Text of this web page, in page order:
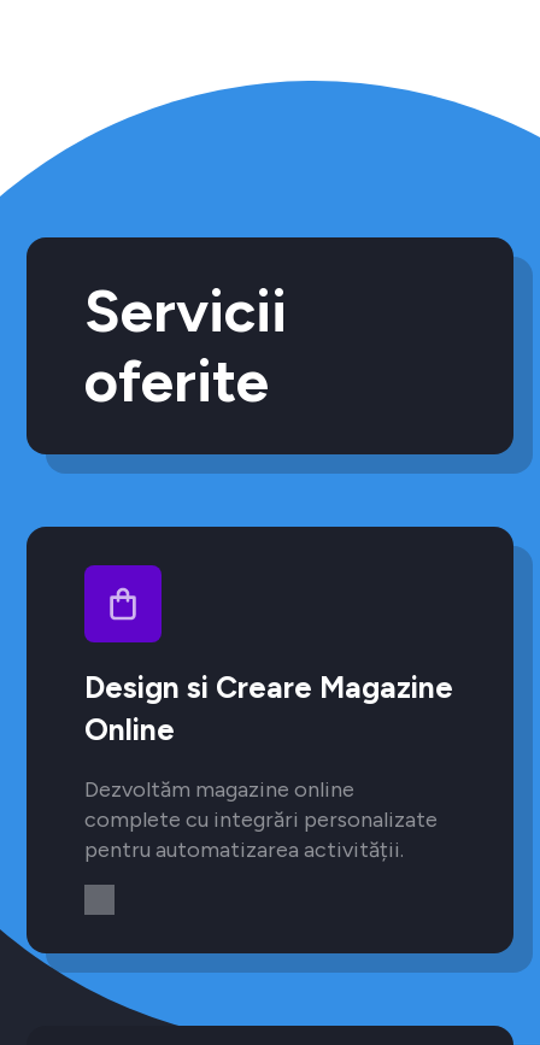
Servicii
oferite
Design si Creare Magazine
Online
Dezvoltăm magazine online
complete cu integrări personalizate
pentru automatizarea activității.